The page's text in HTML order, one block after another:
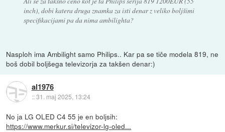
inch), dobi katera druga znamka za isti denar z veliko boljšimi
specifikacijami pa da nima ambilighta?
Nasploh ima Ambilight samo Philips.. Kar pa se tiče modela 819, ne
boš dobil boljšega televizorja za takšen denar:)
al1976
::31. maj 2025, 13:24
No ja LG OLED C4 55 je en boljsih:
https://www.merkur.si/televizor-lg-oled...